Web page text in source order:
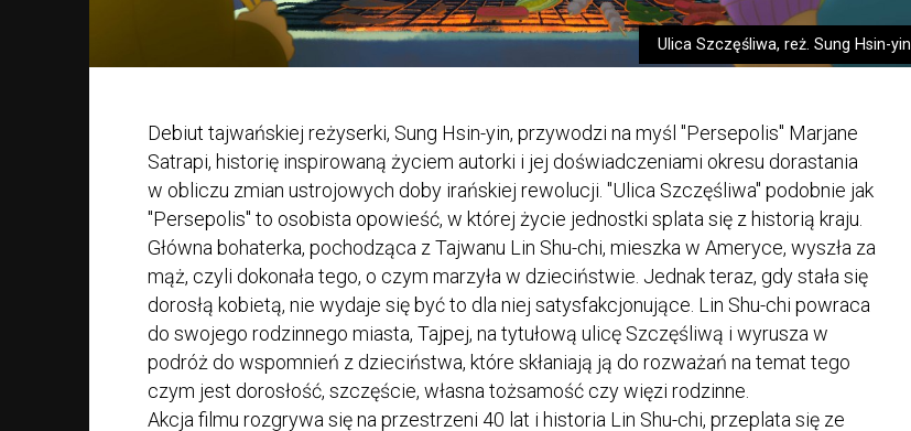
Ulica Szczęśliwa, reż. Sung Hsin-yin
Debiut tajwańskiej reżyserki, Sung Hsin-yin, przywodzi na myśl "Persepolis" Marjane
Satrapi, historię inspirowaną życiem autorki i jej doświadczeniami okresu dorastania
w obliczu zmian ustrojowych doby irańskiej rewolucji. "Ulica Szczęśliwa" podobnie jak
"Persepolis" to osobista opowieść, w której życie jednostki splata się z historią kraju.
Główna bohaterka, pochodząca z Tajwanu Lin Shu-chi, mieszka w Ameryce, wyszła za
mąż, czyli dokonała tego, o czym marzyła w dzieciństwie. Jednak teraz, gdy stała się
dorosłą kobietą, nie wydaje się być to dla niej satysfakcjonujące. Lin Shu-chi powraca
do swojego rodzinnego miasta, Tajpej, na tytułową ulicę Szczęśliwą i wyrusza w
podróż do wspomnień z dzieciństwa, które skłaniają ją do rozważań na temat tego
czym jest dorosłość, szczęście, własna tożsamość czy więzi rodzinne.
Akcja filmu rozgrywa się na przestrzeni 40 lat i historia Lin Shu-chi, przeplata się ze